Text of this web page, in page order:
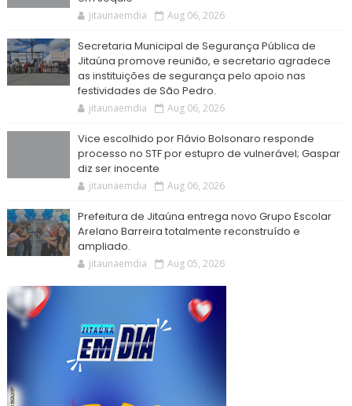
jitaunaemdia Aug 06, 2026
Secretaria Municipal de Segurança Pública de
Jitaúna promove reunião, e secretario agradece
as instituições de segurança pelo apoio nas
festividades de São Pedro.
jitaunaemdia Aug 06, 2026
Vice escolhido por Flávio Bolsonaro responde
processo no STF por estupro de vulnerável; Gaspar
diz ser inocente
jitaunaemdia Aug 06, 2026
Prefeitura de Jitaúna entrega novo Grupo Escolar
Arelano Barreira totalmente reconstruído e
ampliado.
jitaunaemdia Aug 05, 2026